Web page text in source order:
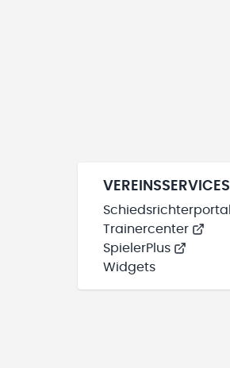
VEREINSSERVICES
Schiedsrichterportal
Trainercenter
SpielerPlus
Widgets